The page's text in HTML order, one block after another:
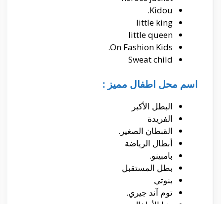
Kidou.
little king
little queen
On Fashion Kids.
Sweat child
اسم محل اطفال مميز :
البطل الأكبر
الفريدة
القبطان الصغير.
أبطال الرياضة
بامبينو.
بطل المستقبل
بنوتي
توم آند جيري.